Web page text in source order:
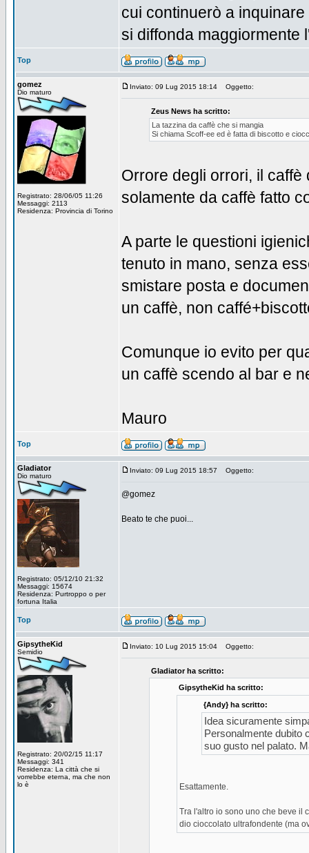
cui continuerò a
si diffonda maggiormente
Top
gomez
Dio maturo
Registrato: 28/06/05 11:26
Messaggi: 2113
Residenza: Provincia di Torino
Inviato: 09 Lug 2015 18:14 Oggetto:
Zeus News ha scritto:
La tazzina da caffè che si mangia
Si chiama Scoff-ee ed è fatta di biscotto e
Orrore degli orrori, il
solamente da caffè fatto
A parte le questioni
tenuto in mano, senza
smistare posta e
un caffè, non
Comunque io evito per
un caffè scendo al bar e
Mauro
Top
Gladiator
Dio maturo
Registrato: 05/12/10 21:32
Messaggi: 15674
Residenza: Purtroppo o per
fortuna Italia
Inviato: 09 Lug 2015 18:57 Oggetto:
@gomez
Beato te che puoi...
Top
GipsytheKid
Semidio
Registrato: 20/02/15 11:17
Messaggi: 341
Residenza: La città che si
vorrebbe eterna, ma che non
lo è
Inviato: 10 Lug 2015 15:04 Oggetto:
Gladiator ha scritto:
GipsytheKid ha scritto:
{Andy} ha scritto:
Idea sicuramente
Personalmente dubito
suo gusto nel palato.
Esattamente.
Tra l'altro io sono uno che beve il
dio cioccolato ultrafondente (ma